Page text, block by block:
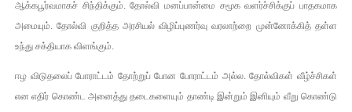
ஆக்கபூர்வமாகச் சிந்திக்கும். தோல்வி மனப்பான்மை சமூக வளர்ச்சிக்குப் பாதகமாக
அமையும். தோல்வி குறித்த அரசியல் விழிப்புணர்வு வரலாற்றை முன்னோக்கித் தள்ள
உந்து சக்தியாக விளங்கும்.
ஈழ விடுதலைப் போராட்டம் தோற்றுப் போன போராட்டம் அல்ல. தோல்விகள் வீழ்ச்சிகள்
என எதிர் கொண்ட அனைத்து தடைகளையும் தாண்டி இன்றும் இனியும் வீறு கொண்டு